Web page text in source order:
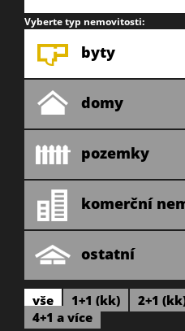
Vyberte typ nemovitosti:
byty
domy
pozemky
komerční
ostatní
vše 1+1 (kk) 2+1
4+1 a více